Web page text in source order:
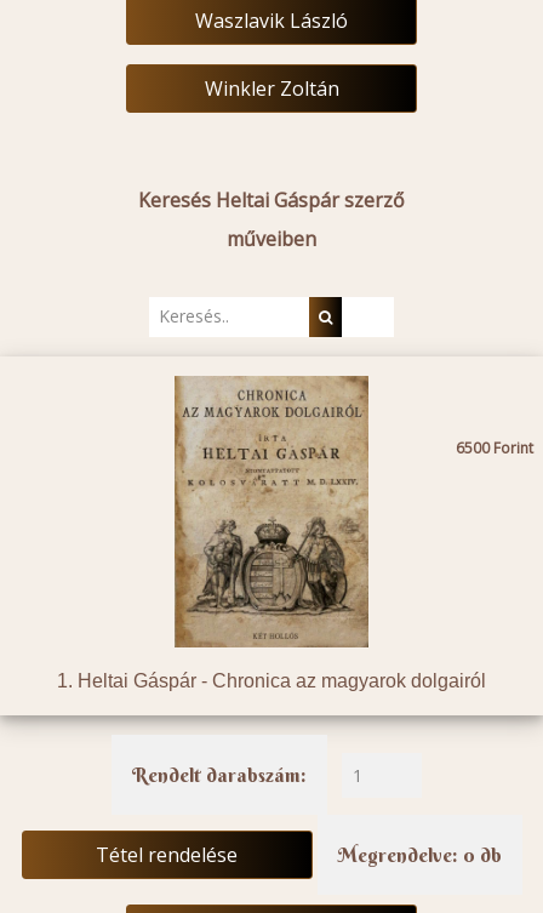
Waszlavik László
Winkler Zoltán
Keresés Heltai Gáspár szerző
műveiben
1. Heltai Gáspár - Chronica az magyarok dolgairól
6500
Rendelt darabszám:
Tétel rendelése Megrendelve: 0 db